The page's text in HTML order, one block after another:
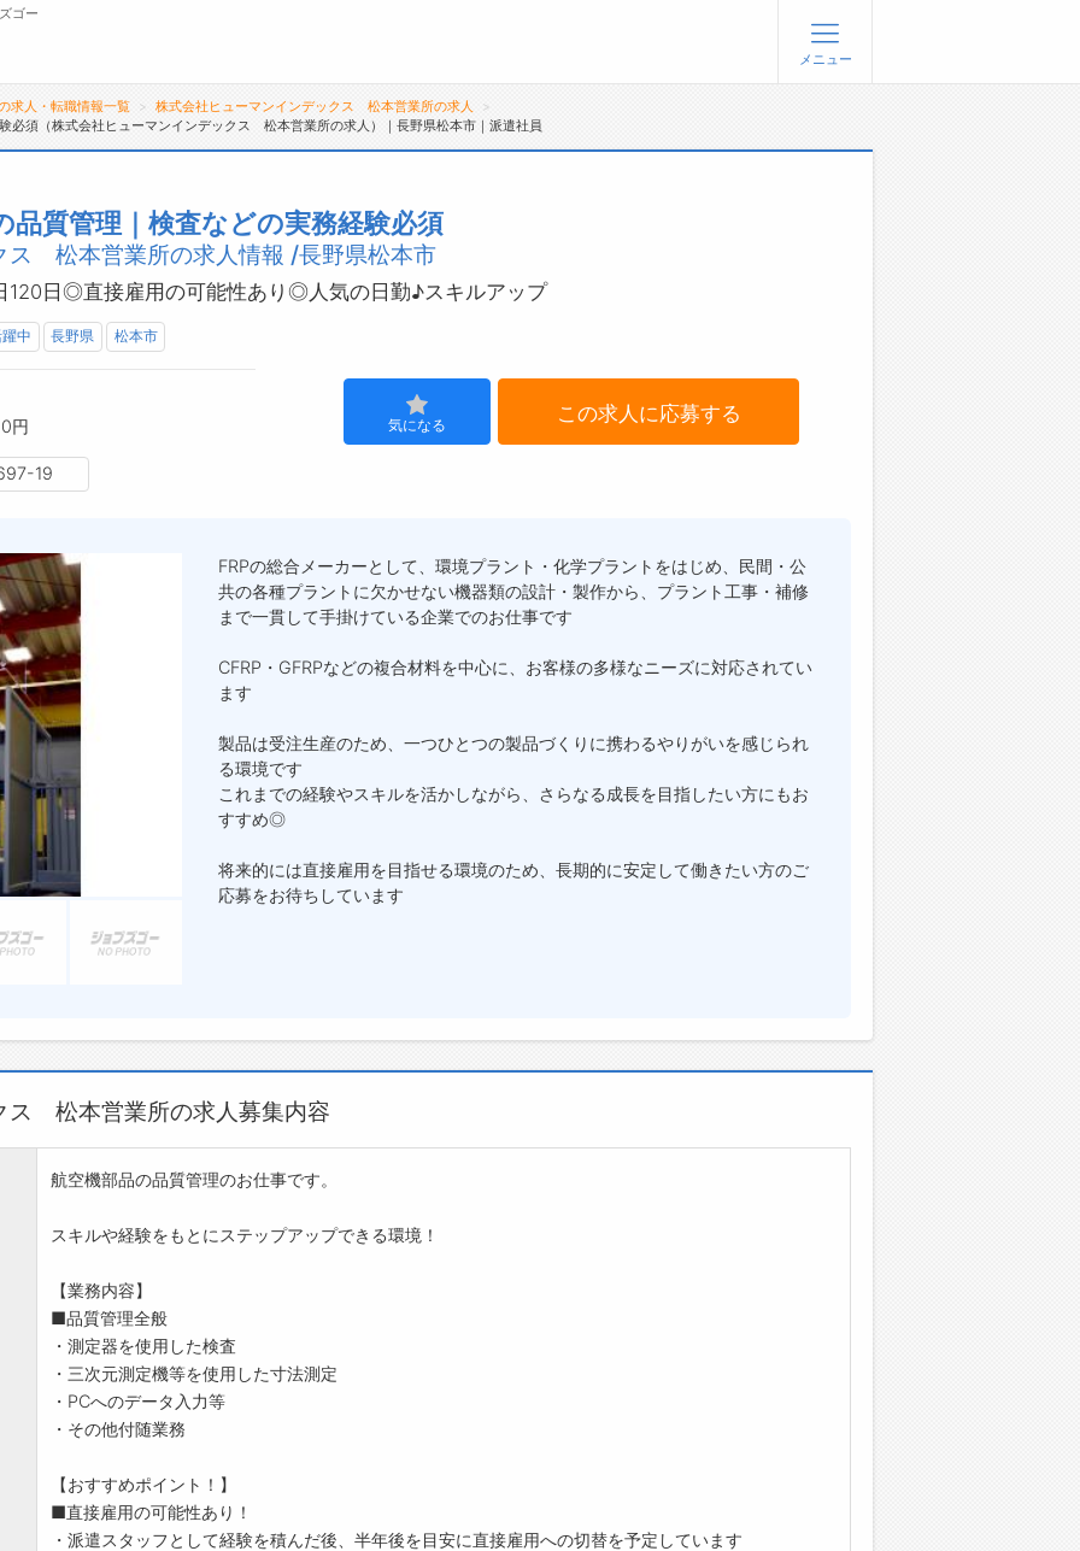
無料会員登録
転職支援サービス
転職ノウハウ(応募書類の書き方・面接対策な
ど)
転職・採用コラム
お問い合わせ
ゴー
メニュー
求人・転職情報一覧
株式会社ヒューマンインデックス 松本営業所の求人
必須（株式会社ヒューマンインデックス 松本営業所の求人）｜長野県松本市｜派遣社員
質管理｜検査などの実務経験必須
ス 松本営業所の求人情報 /長野県松本市
120日◎直接雇用の可能性あり◎人気の日勤♪スキルアップ
中 長野県 松本市
円
19
気になる この求人に応募する
FRPの総合メーカーとして、環境プラント・化学プラントをはじめ、民間・公
共の各種プラントに欠かせない機器類の設計・製作から、プラント工事・補修
まで一貫して手掛けている企業でのお仕事です
CFRP・GFRPなどの複合材料を中心に、お客様の多様なニーズに対応されてい
ます
製品は受注生産のため、一つひとつの製品づくりに携わるやりがいを感じられ
る環境です
これまでの経験やスキルを活かしながら、さらなる成長を目指したい方にもお
すすめ◎
将来的には直接雇用を目指せる環境のため、長期的に安定して働きたい方のご
応募をお待ちしています
ス 松本営業所の求人募集内容
航空機部品の品質管理のお仕事です。
スキルや経験をもとにステップアップできる環境！
【業務内容】
■品質管理全般
・測定器を使用した検査
・三次元測定機等を使用した寸法測定
・PCへのデータ入力等
・その他付随業務
【おすすめポイント！】
■直接雇用の可能性あり！
・派遣スタッフとして経験を積んだ後、半年後を目安に直接雇用への切替を予定しています